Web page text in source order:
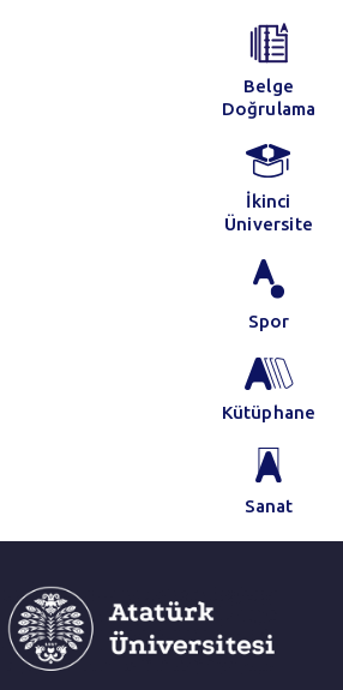
Belge
Doğrulama
İkinci
Üniversite
Spor
Kütüphane
Sanat